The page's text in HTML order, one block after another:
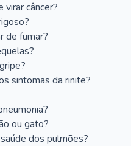
virar câncer?
de fumar?
sintomas da rinite?
ou gato?
dos pulmões?